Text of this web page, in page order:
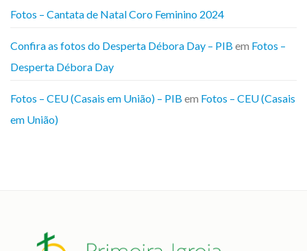
Fotos – Cantata de Natal Coro Feminino 2024
Confira as fotos do Desperta Débora Day – PIB em Fotos –
Desperta Débora Day
Fotos – CEU (Casais em União) – PIB em Fotos – CEU (Casais
em União)